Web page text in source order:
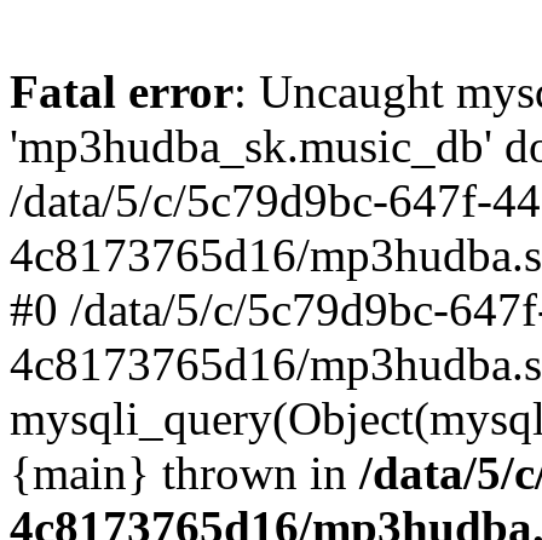
Fatal error: Uncaught
'mp3hudba_sk.music_db'
/data/5/c/5c79d9bc-647f-
4c8173765d16/
#0 /data/5/c/5c79d9bc-
4c8173765d16/
{main} thrown in /data/5/
4c8173765d16/